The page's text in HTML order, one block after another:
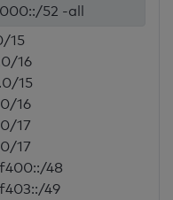
52 -all
15
16
15
16
17
17
48
49